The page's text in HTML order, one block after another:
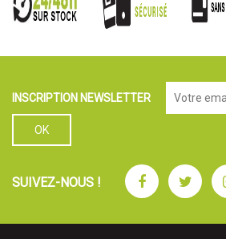
INSCRIPTION NEWSLETTER
SUIVEZ-NOUS ! Facebook